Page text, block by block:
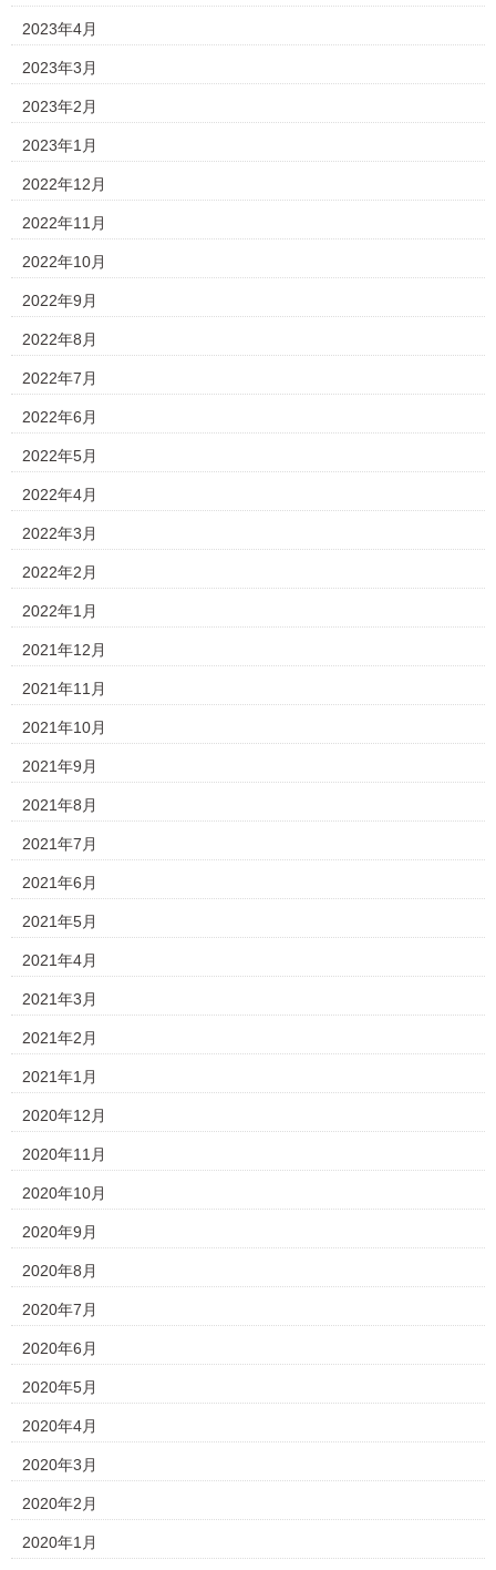
2023年4月
2023年3月
2023年2月
2023年1月
2022年12月
2022年11月
2022年10月
2022年9月
2022年8月
2022年7月
2022年6月
2022年5月
2022年4月
2022年3月
2022年2月
2022年1月
2021年12月
2021年11月
2021年10月
2021年9月
2021年8月
2021年7月
2021年6月
2021年5月
2021年4月
2021年3月
2021年2月
2021年1月
2020年12月
2020年11月
2020年10月
2020年9月
2020年8月
2020年7月
2020年6月
2020年5月
2020年4月
2020年3月
2020年2月
2020年1月